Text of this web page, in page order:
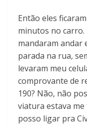
Então eles
minutos no
mandaram andar
parada na rua,
levaram meu
comprovante de
190? Não, não
viatura estava
posso ligar pra